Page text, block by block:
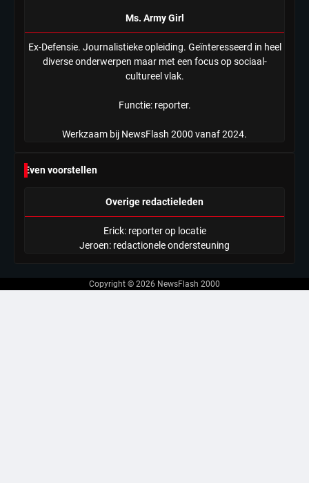
Ms. Army Girl
Ex-Defensie. Journalistieke opleiding. Geïnteresseerd in heel
diverse onderwerpen maar met een focus op sociaal-
cultureel vlak.
Functie: reporter.
Werkzaam bij NewsFlash 2000 vanaf 2024.
Even voorstellen
Overige redactieleden
Erick: reporter op locatie
Jeroen: redactionele ondersteuning
Copyright © 2026 NewsFlash 2000